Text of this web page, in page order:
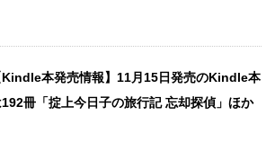
Kindle本発売情報】11月15日発売のKindle本
192冊「掟上今日子の旅行記 忘却探偵」ほか